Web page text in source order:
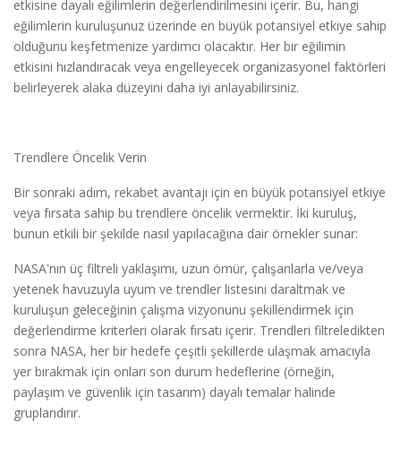
etkisine dayalı eğilimlerin değerlendirilmesini içerir. Bu, hangi
eğilimlerin kuruluşunuz üzerinde en büyük potansiyel etkiye sahip
olduğunu keşfetmenize yardımcı olacaktır. Her bir eğilimin
etkisini hızlandıracak veya engelleyecek organizasyonel faktörleri
belirleyerek alaka düzeyini daha iyi anlayabilirsiniz.
Trendlere Öncelik Verin
Bir sonraki adım, rekabet avantajı için en büyük potansiyel etkiye
veya fırsata sahip bu trendlere öncelik vermektir. İki kuruluş,
bunun etkili bir şekilde nasıl yapılacağına dair örnekler sunar:
NASA'nın üç filtreli yaklaşımı, uzun ömür, çalışanlarla ve/veya
yetenek havuzuyla uyum ve trendler listesini daraltmak ve
kuruluşun geleceğinin çalışma vizyonunu şekillendirmek için
değerlendirme kriterleri olarak fırsatı içerir. Trendleri filtreledikten
sonra NASA, her bir hedefe çeşitli şekillerde ulaşmak amacıyla
yer bırakmak için onları son durum hedeflerine (örneğin,
paylaşım ve güvenlik için tasarım) dayalı temalar halinde
gruplandırır.